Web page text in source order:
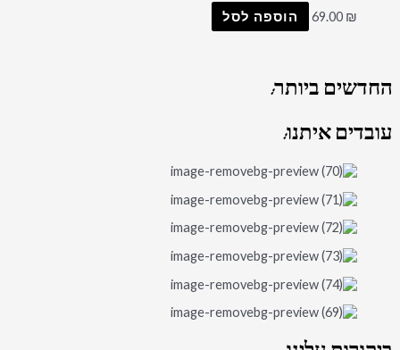
69.00 ₪ הוספה לסל
החדשיםביותר:
עובדיםאיתנו: